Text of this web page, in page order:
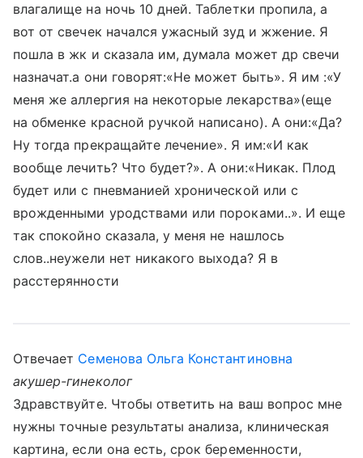
влагалище на ночь 10 дней. Таблетки пропила, а
вот от свечек начался ужасный зуд и жжение. Я
пошла в жк и сказала им, думала может др свечи
назначат.а они говорят:«Не может быть». Я им :«У
меня же аллергия на некоторые лекарства»(еще
на обменке красной ручкой написано). А они:«Да?
Ну тогда прекращайте лечение». Я им:«И как
вообще лечить? Что будет?». А они:«Никак. Плод
будет или с пневманией хронической или с
врожденными уродствами или пороками..». И еще
так спокойно сказала, у меня не нашлось
слов..неужели нет никакого выхода? Я в
расстерянности
Отвечает Семенова Ольга Константиновна
акушер-гинеколог
Здравствуйте. Чтобы ответить на ваш вопрос мне
нужны точные результаты анализа, клиническая
картина, если она есть, срок беременности,